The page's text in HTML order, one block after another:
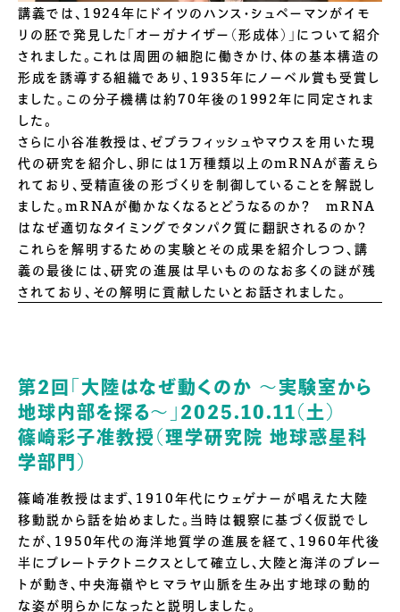
講義では、1924年にドイツのハンス・シュペーマンがイモ
リの胚で発見した「オーガナイザー（形成体）」について紹介
されました。これは周囲の細胞に働きかけ、体の基本構造の
形成を誘導する組織であり、1935年にノーベル賞も受賞し
ました。この分子機構は約70年後の1992年に同定されま
した。
さらに小谷准教授は、ゼブラフィッシュやマウスを用いた現
代の研究を紹介し、卵には1万種類以上のmRNAが蓄えら
れており、受精直後の形づくりを制御していることを解説し
ました。mRNAが働かなくなるとどうなるのか？ mRNA
はなぜ適切なタイミングでタンパク質に翻訳されるのか？
これらを解明するための実験とその成果を紹介しつつ、講
義の最後には、研究の進展は早いもののなお多くの謎が残
されており、その解明に貢献したいとお話されました。
第2回「大陸はなぜ動くのか ～実験室から
地球内部を探る～」2025.10.11（土）
篠崎彩子准教授（理学研究院 地球惑星科
学部門）
篠崎准教授はまず、1910年代にウェゲナーが唱えた大陸
移動説から話を始めました。当時は観察に基づく仮説でし
たが、1950年代の海洋地質学の進展を経て、1960年代後
半にプレートテクトニクスとして確立し、大陸と海洋のプレー
トが動き、中央海嶺やヒマラヤ山脈を生み出す地球の動的
な姿が明らかになったと説明しました。